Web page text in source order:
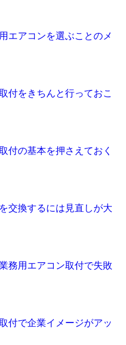
エアコンを選ぶことのメ
付をきちんと行っておこ
付の基本を押さえておく
交換するには見直しが大
務用エアコン取付で失敗
付で企業イメージがアッ